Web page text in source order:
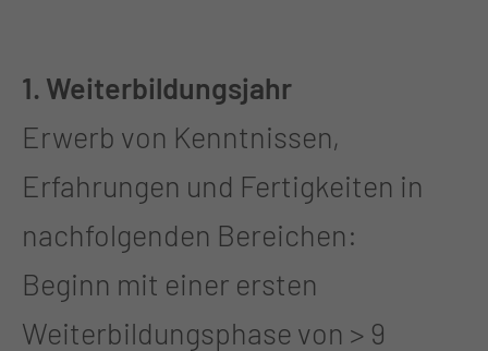
1. Weiterbildungsjahr
Erwerb von Kenntnissen,
Erfahrungen und Fertigkeiten in
nachfolgenden Bereichen:
Beginn mit einer ersten
Weiterbildungsphase von > 9